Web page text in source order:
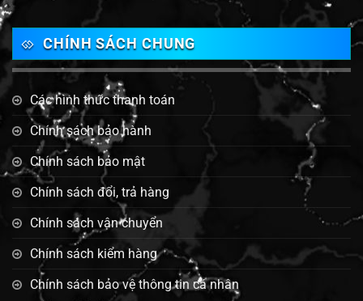
CHÍNH SÁCH CHUNG
Các hình thức thanh toán
Chính sách bảo hành
Chính sách bảo mật
Chính sách đổi, trả hàng
Chính sách vận chuyển
Chính sách kiểm hàng
Chính sách bảo vệ thông tin cá nhân